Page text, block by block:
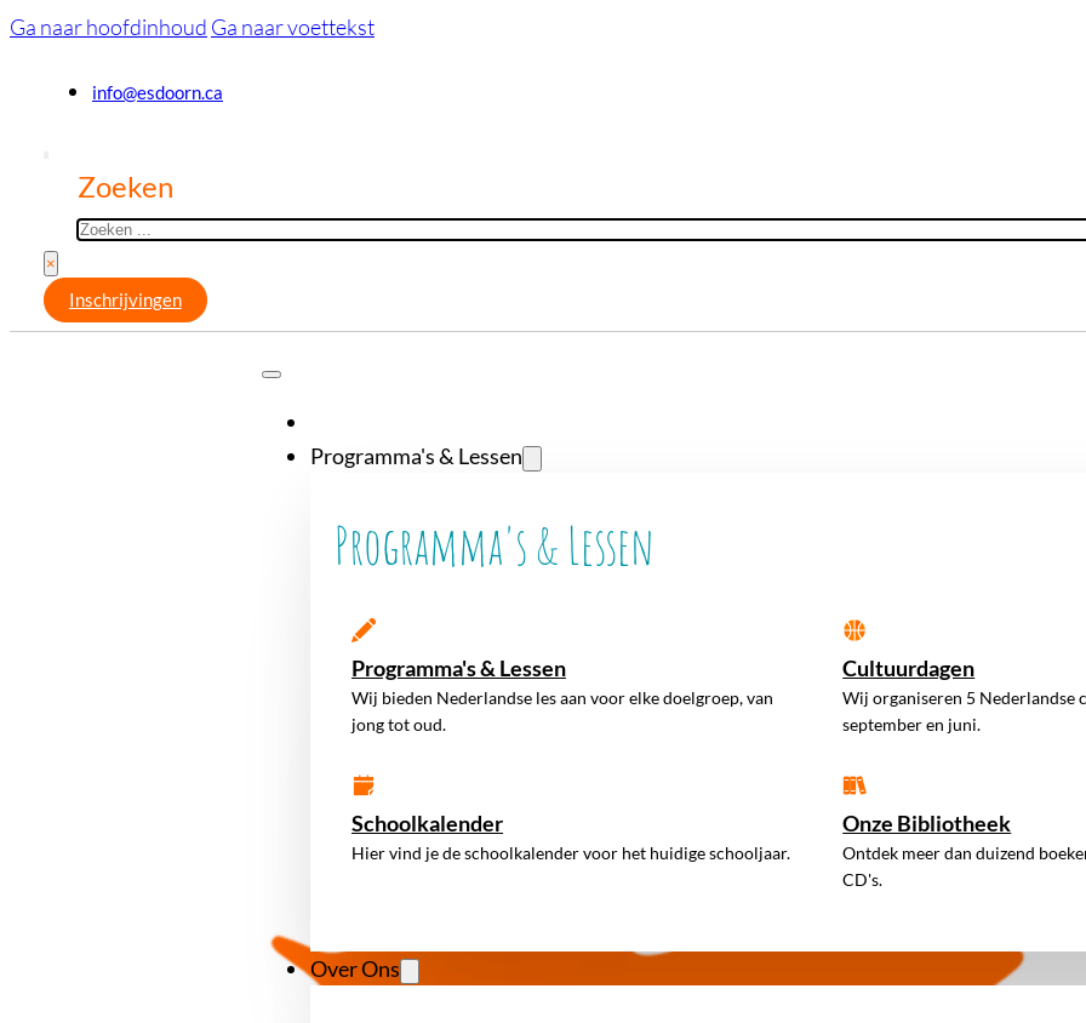
Ga naar hoofdinhoud Ga naar voettekst
info@esdoorn.ca
Zoeken
×
Inschrijvingen
Programma's & Lessen
Programma's & Lessen
Programma's & Lessen
Wij bieden Nederlandse les aan voor elke doelgroep, van
jong tot oud.
Schoolkalender
Hier vind je de schoolkalender voor het huidige schooljaar.
Cultuurdagen
Wij organiseren 5 Nederlandse
september en juni.
Onze Bibliotheek
Ontdek meer dan duizend
CD's.
Over Ons